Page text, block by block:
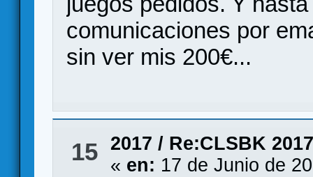
comunicaciones por
sin ver mis 200€...
15 2017 / Re:CLSBK
« en: 17 de Junio de